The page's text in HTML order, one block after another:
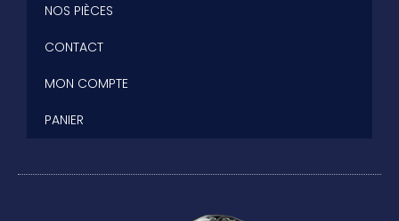
NOS PIÈCES
CONTACT
MON COMPTE
PANIER